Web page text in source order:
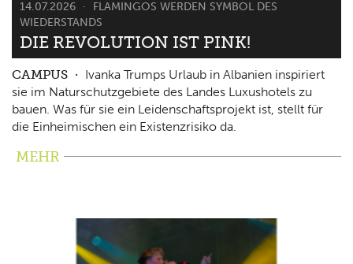
14.07.2026
FLAMINGOS WERDEN SYMBOL DES
WIEDERSTANDS
DIE REVOLUTION IST PINK!
CAMPUS
Ivanka Trumps Urlaub in Albanien inspiriert
sie im Naturschutzgebiete des Landes Luxushotels zu
bauen. Was für sie ein Leidenschaftsprojekt ist, stellt für
die Einheimischen ein Existenzrisiko da.
MEHR